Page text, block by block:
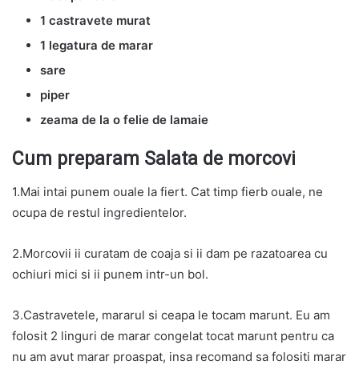
1 castravete murat
1 legatura de marar
sare
piper
zeama de la o felie de lamaie
Cum preparam Salata de morcovi
1.Mai intai punem ouale la fiert. Cat timp fierb ouale, ne
ocupa de restul ingredientelor.
2.Morcovii ii curatam de coaja si ii dam pe razatoarea cu
ochiuri mici si ii punem intr-un bol.
3.Castravetele, mararul si ceapa le tocam marunt. Eu am
folosit 2 linguri de marar congelat tocat marunt pentru ca
nu am avut marar proaspat, insa recomand sa folositi marar